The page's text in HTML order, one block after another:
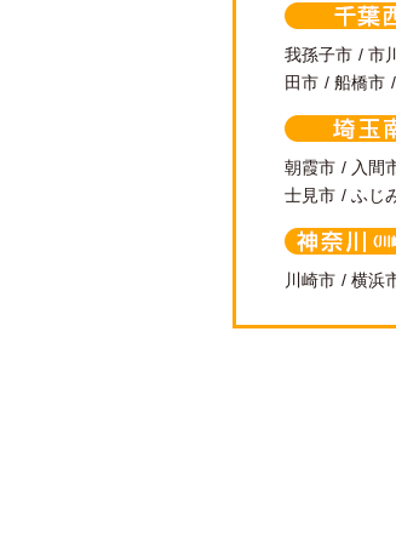
我孫子市
市
田市
船橋市
朝霞市
入間
士見市
ふじ
川崎市
横浜